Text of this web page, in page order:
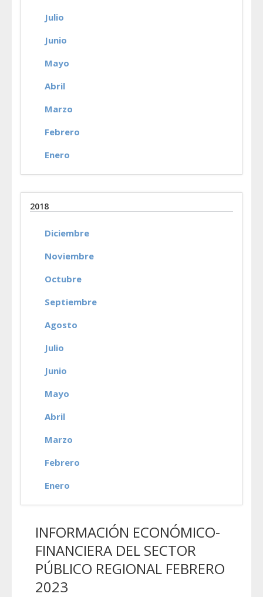
Julio
Junio
Mayo
Abril
Marzo
Febrero
Enero
2018
Diciembre
Noviembre
Octubre
Septiembre
Agosto
Julio
Junio
Mayo
Abril
Marzo
Febrero
Enero
INFORMACIÓN ECONÓMICO-
FINANCIERA DEL SECTOR
PÚBLICO REGIONAL FEBRERO
2023